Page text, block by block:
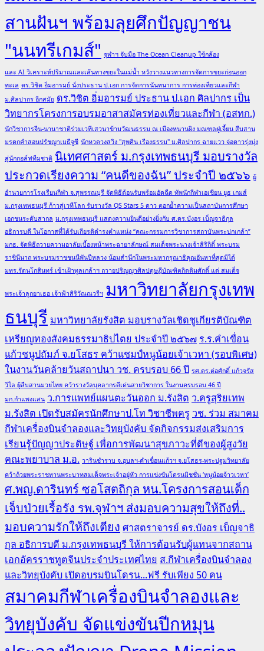
สานฝันฯ พร้อมลุยศึกปัญญาชน
"นนทรีเกมส์" จุฬาฯ จับมือ The Ocean Cleanup ใช้กล้อง
และ AI วิเคราะห์ปริมาณและเส้นทางขยะในแม่น้ำ หวังวางแนวทางการจัดการขยะก่อนออก
ทะเล ดร.วิชิต อิ่มอารมย์ นั่งประธาน ป.เอก การจัดการนันทนาการ การท่องเที่ยวและกีฬา
ม.ศิลปากร อีกสมัย ดร.วิชิต อิ่มอารมย์ ประธาน ป.เอก ศิลปากร เป็น
วิทยากรโครงการอบรมอาสาสมัครท่องเที่ยวและกีฬา (อสทก.)
นักวิชาการจีน-นานาชาติร่วมเวทีเสวนาข้ามวัฒนธรรม ณ เมืองหนานผิง มณฑลฝูเจี้ยน สืบสาน
มรดกคำสอนปรัชญาเมธีจูซี นักหวดวงสวิง "สุพศิน เรืองธรรม" ม.ศิลปากร ฉายแวว จ่อดาวรุ่งมุ่ง
สู่นักกอล์ฟทีมชาติ นิเทศศาสตร์ ม.กรุงเทพธนบุรี มอบรางวัล
ประกวดเรียงความ “คนดีของฉัน” ประจำปี ๒๕๖๖ ผู้
อำนวยการโรงเรียนกีฬา จ.สุพรรณบุรี จัดพิธีต้อนรับพร้อมอัดฉีด ทัพนักกีฬาเอเชียน ยูธ เกมส์
ม.กรุงเทพธนบุรี ก้าวสู่เวทีโลก รับรางวัล QS Stars 5 ดาว ตอกย้ำความเป็นสถาบันการศึกษา
เอกชนระดับสากล ม.กรุงเทพธนบุรี แสดงความยินดีอย่างยิ่งกับ ศ.ดร.บังอร เบ็ญจาธิกุล
อธิการบดี ในโอกาสที่ได้รับเกียรติดำรงตำแหน่ง “คณะกรรมการวิชาการสถาบันพระปกเกล้า”
มกธ. จัดพิธีถวายความอาลัยเบื้องหน้าพระฉายาลักษณ์ สมเด็จพระนางเจ้าสิริกิติ์ พระบรม
ราชินีนาถ พระบรมราชชนนีพันปีหลวง น้อมสำนึกในพระมหากรุณาธิคุณอันหาที่สุดมิได้
มทร.รัตนโกสินทร์ เข้าเฝ้าทูลเกล้าฯ ถวายปริญญาศิลปดุษฎีบัณฑิตกิตติมศักดิ์ แด่ สมเด็จ
พระเจ้าลูกยาเธอ เจ้าฟ้าสิริวัณณวรีฯ มหาวิทยาลัยกรุงเทพ
ธนบุรี มหาวิทยาลัยรังสิต มอบรางวัลเชิดชูเกียรติบัณฑิต
เหรียญทองสังคมธรรมาธิปไตย ประจำปี ๒๕๖๗ ร.ร.คำเขื่อน
แก้วชนูปถัมภ์ จ.ยโสธร คว้าแชมป์หนูน้อยเจ้าเวหา (รอบพิเศษ)
ในงานวันคล้ายวันสถาปนา วช. ครบรอบ 66 ปี รศ.ดร.ต่อศักดิ์ แก้วจรัส
วิไล ผู้สืบสานมวยไทย คว้ารางวัลบุคลากรดีเด่นสายวิชาการ ในงานครบรอบ 46 ปี
มก.กำแพงแสน ว.การแพทย์แผนตะวันออก ม.รังสิต ว.ครูสุริยเทพ
ม.รังสิต เปิดรับสมัครนักศึกษาป.โท วิชาชีพครู วช. ร่วม สมาคม
กีฬาเครื่องบินจำลองและวิทยุบังคับ จัดกิจกรรมส่งเสริมการ
เรียนรู้ปัญญาประดิษฐ์ เพื่อการพัฒนาสุขภาวะที่ดีของผู้สูงวัย
คณะพยาบาล ม.อ. วารินชำราบ จ.อุบลฯ-คำเขื่อนแก้วฯ จ.ยโสธร-พระปฐมวิทยาลัย
คว้าถ้วยพระราชทานพระบาทสมเด็จพระเจ้าอยู่หัว การแข่งขันโดรนมิชชั่น ‘หนูน้อยจ้าวเวหา’
ศ.พญ.ดารินทร์ ซอโสตถิกุล หน.โครงการสอนเด็ก
เจ็บป่วยเรื้อรัง รพ.จุฬาฯ ส่งมอบความสุขให้ถึงที่..
มอบความรักให้ถึงเตียง ศาสตราจารย์ ดร.บังอร เบ็ญจาธิ
กุล อธิการบดี ม.กรุงเทพธนบุรี ให้การต้อนรับผู้แทนจากสถาน
เอกอัครราชทูตจีนประจำประเทศไทย ส.กีฬาเครื่องบินจำลอง
และวิทยุบังคับ เปิดอบรมบินโดรน...ฟรี รับเพียง 50 คน
สมาคมกีฬาเครื่องบินจำลองและ
วิทยุบังคับ จัดแข่งขันปีกหมุน